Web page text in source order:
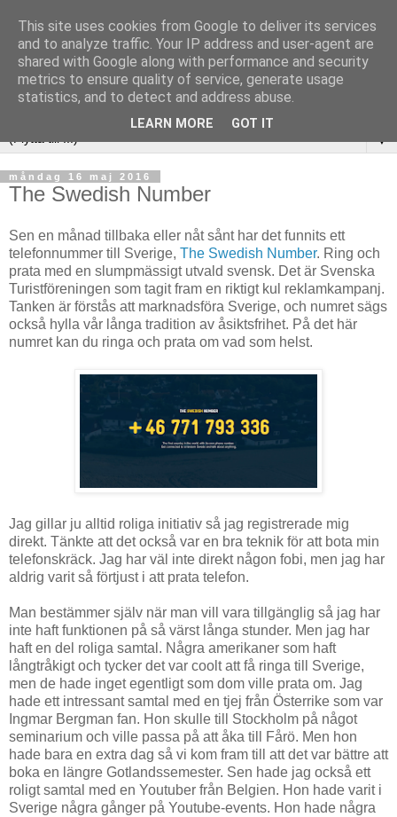
▼
måndag 16 maj 2016
The Swedish Number
Sen en månad tillbaka eller nåt sånt har det funnits ett
telefonnummer till Sverige, The Swedish Number. Ring och
prata med en slumpmässigt utvald svensk. Det är Svenska
Turistföreningen som tagit fram en riktigt kul reklamkampanj.
Tanken är förstås att marknadsföra Sverige, och numret sägs
också hylla vår långa tradition av åsiktsfrihet. På det här
numret kan du ringa och prata om vad som helst.
Jag gillar ju alltid roliga initiativ så jag registrerade mig
direkt. Tänkte att det också var en bra teknik för att bota min
telefonskräck. Jag har väl inte direkt någon fobi, men jag har
aldrig varit så förtjust i att prata telefon.
Man bestämmer själv när man vill vara tillgänglig så jag har
inte haft funktionen på så värst långa stunder. Men jag har
haft en del roliga samtal. Några amerikaner som haft
långtråkigt och tycker det var coolt att få ringa till Sverige,
men de hade inget egentligt som dom ville prata om. Jag
hade ett intressant samtal med en tjej från Österrike som var
Ingmar Bergman fan. Hon skulle till Stockholm på något
seminarium och ville passa på att åka till Fårö. Men hon
hade bara en extra dag så vi kom fram till att det var bättre att
boka en längre Gotlandssemester. Sen hade jag också ett
roligt samtal med en Youtuber från Belgien. Hon hade varit i
Sverige några gånger på Youtube-events. Hon hade några
This site uses cookies from Google to deliver its services
and to analyze traffic. Your IP address and user-agent are
shared with Google along with performance and security
metrics to ensure quality of service, generate usage
statistics, and to detect and address abuse.
LEARN MORE GOT IT